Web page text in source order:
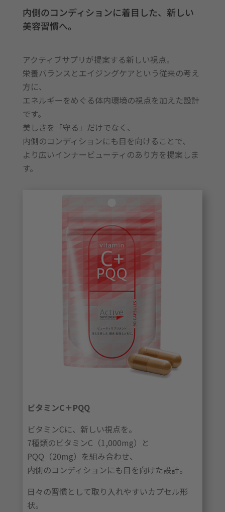
内側のコンディションに着目した、新しい
美容習慣へ。
アクティブサプリが提案する新しい視点。
栄養バランスとエイジングケアという従来の考え
方に、
エネルギーをめぐる体内環境の視点を加えた設計
です。
美しさを「守る」だけでなく、
内側のコンディションにも目を向けることで、
より広いインナービューティのあり方を提案しま
す。
ビタミンC＋PQQ
ビタミンCに、新しい視点を。
7種類のビタミンC（1,000mg）と
PQQ（20mg）を組み合わせ、
内側のコンディションにも目を向けた設計。
日々の習慣として取り入れやすいカプセル形
状。